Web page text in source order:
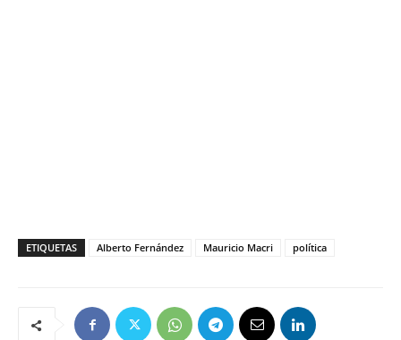
ETIQUETAS Alberto Fernández Mauricio Macri política